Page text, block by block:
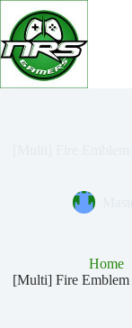
Salta
contenuto
Home
[Multi] Fire Emblem